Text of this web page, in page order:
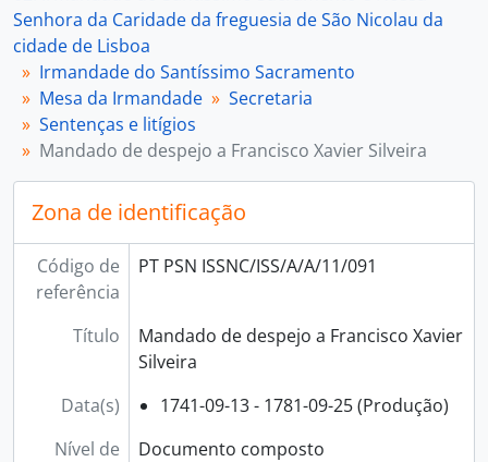
[Documento composto] 094 - Sentença cível de adjudicação para título da Irmandade do Santíssimo Sacramento da Igreja de São Nicolau, 1792
[Documento composto] 095 - Penhora contra Antónia Joaquina de Andrade e seu marido, 1790 - 1793
[Documento composto] 096 - Auto de conciliação para pagamento de foro, 1834
[Documento composto] 097 - Sentença cível a favor da Irmandade, 1826 - 1833
[Série] 12 - Festividades e solenidades, 1845-11-10 - 1851
[Série] 13 - Eleições, 1756-09-08 - 1836-01-31
[Subsecção] B - Tesouraria, 1706 - 1872-11-06
Senhora da Caridade da freguesia de São Nicolau da
cidade de Lisboa
Irmandade do Santíssimo Sacramento
Mesa da Irmandade
Secretaria
Sentenças e litígios
Mandado de despejo a Francisco Xavier Silveira
Zona de identificação
Código de
referência
PT PSN ISSNC/ISS/A/A/11/091
Título
Mandado de despejo a Francisco Xavier
Silveira
Data(s)
1741-09-13 - 1781-09-25 (Produção)
Nível de
Documento composto